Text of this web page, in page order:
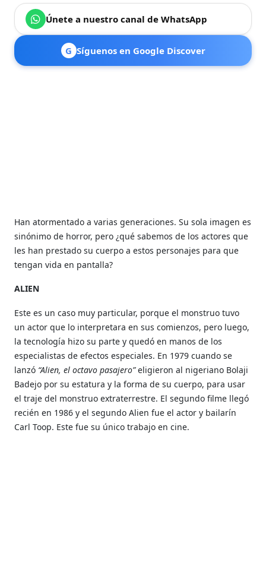
Únete a nuestro canal de WhatsApp
G Síguenos en Google Discover
Han atormentado a varias generaciones. Su sola imagen es
sinónimo de horror, pero ¿qué sabemos de los actores que
les han prestado su cuerpo a estos personajes para que
tengan vida en pantalla?
ALIEN
Este es un caso muy particular, porque el monstruo tuvo
un actor que lo interpretara en sus comienzos, pero luego,
la tecnología hizo su parte y quedó en manos de los
especialistas de efectos especiales. En 1979 cuando se
lanzó “Alien, el octavo pasajero”eligieron al nigeriano Bolaji
Badejo por su estatura y la forma de su cuerpo, para usar
el traje del monstruo extraterrestre. El segundo filme llegó
recién en 1986 y el segundo Alien fue el actor y bailarín
Carl Toop. Este fue su único trabajo en cine.